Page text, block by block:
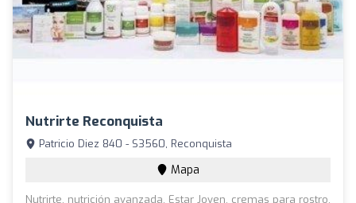
Nutrirte Reconquista
Patricio Diez 840 - S3560, Reconquista
Mapa
Nutrirte, nutrición avanzada, Estar Joven, cremas para rostro,